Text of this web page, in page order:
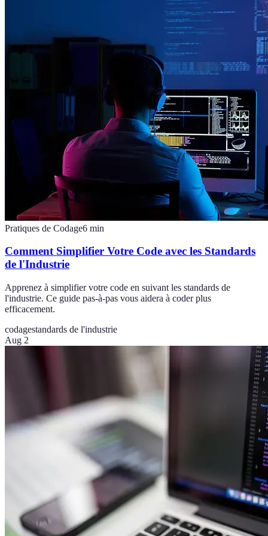
Pratiques de Codage6 min
Comment Simplifier Votre Code avec les Standards
de l'Industrie
Apprenez à simplifier votre code en suivant les standards de
l'industrie. Ce guide pas-à-pas vous aidera à coder plus
efficacement.
codagestandards de l'industrie
Aug 2